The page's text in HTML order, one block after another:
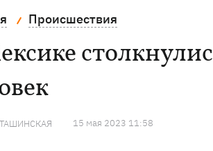
Происшествия
15 мая 2023 11:58